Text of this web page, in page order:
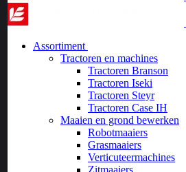
Assortiment
Tractoren en machines
Tractoren Branson
Tractoren Iseki
Tractoren Steyr
Tractoren Case IH
Maaien en grond bewerken
Robotmaaiers
Grasmaaiers
Verticuteermachines